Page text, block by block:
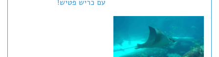
עם כריש פטיש!